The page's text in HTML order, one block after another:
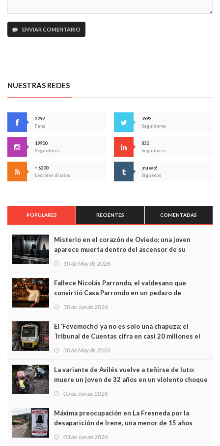
ENVIAR COMENTARIO
NUESTRAS REDES
2292
Fans
5992
Seguidores
19900
Seguidores
830
Seguidores
+ 6200
Lectores diarios
¡nuevo!
Síguenos
POPULARES RECIENTES COMENTADAS
Misterio en el corazón de Oviedo: una joven
aparece muerta dentro del ascensor de su
edificio y las cámaras captan sus últimos minutos
10 de May de 2026
Fallece Nicolás Parrondo, el valdesano que
convirtió Casa Parrondo en un pedazo de
Asturias en Madrid
30 de Jun de 2026
El ‘Fevemocho’ ya no es solo una chapuza: el
Tribunal de Cuentas cifra en casi 20 millones el
sobrecoste de los trenes que no cabían por los
30 de May de 2026
La variante de Avilés vuelve a teñirse de luto:
muere un joven de 32 años en un violento choque
frontal
05 de Jun de 2026
Máxima preocupación en La Fresneda por la
desaparición de Irene, una menor de 15 años
03 de Jun de 2026